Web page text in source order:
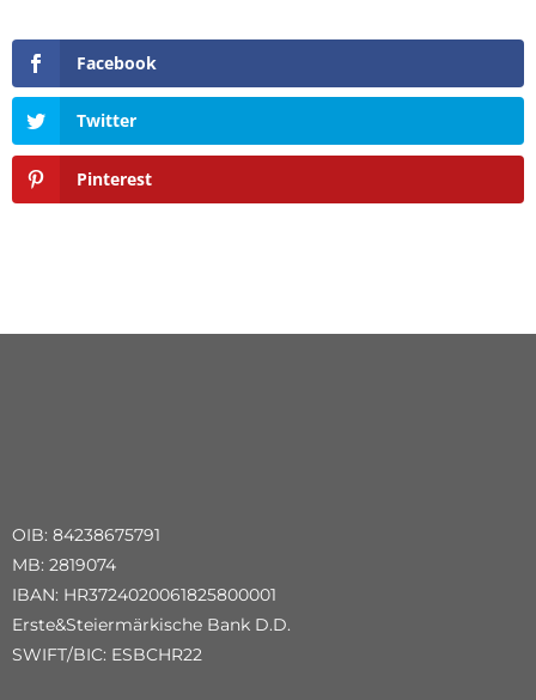
Facebook
Twitter
Pinterest
OIB: 84238675791
MB: 2819074
IBAN: HR3724020061825800001
Erste&Steiermärkische Bank D.D.
SWIFT/BIC: ESBCHR22